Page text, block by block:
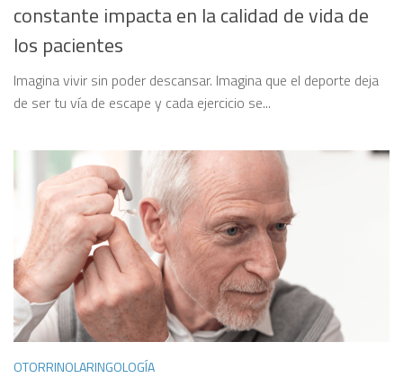
constante impacta en la calidad de vida de
los pacientes
Imagina vivir sin poder descansar. Imagina que el deporte deja
de ser tu vía de escape y cada ejercicio se...
OTORRINOLARINGOLOGÍA